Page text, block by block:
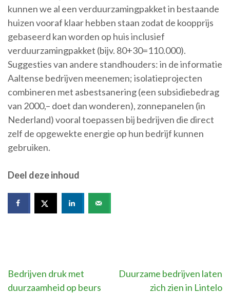
kunnen we al een verduurzamingpakket in bestaande
huizen vooraf klaar hebben staan zodat de koopprijs
gebaseerd kan worden op huis inclusief
verduurzamingpakket (bijv. 80+30=110.000).
Suggesties van andere standhouders: in de informatie
Aaltense bedrijven meenemen; isolatieprojecten
combineren met asbestsanering (een subsidiebedrag
van 2000,– doet dan wonderen), zonnepanelen (in
Nederland) vooral toepassen bij bedrijven die direct
zelf de opgewekte energie op hun bedrijf kunnen
gebruiken.
Deel deze inhoud
Bericht
Bedrijven druk met
duurzaamheid op beurs
Duurzame bedrijven laten
zich zien in Lintelo